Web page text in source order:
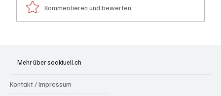
Kommentieren und bewerten...
Mehr über soaktuell.ch
Kontakt / Impressum